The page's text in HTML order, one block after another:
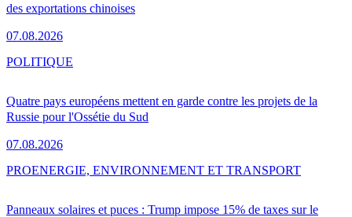
des exportations chinoises
07.08.2026
Quatre pays européens mettent en garde contre les projets de la
Russie pour l'Ossétie du Sud
07.08.2026
POLITIQUE
Panneaux solaires et puces : Trump impose 15% de taxes sur le
PROENERGIE, ENVIRONNEMENT ET TRANSPORT